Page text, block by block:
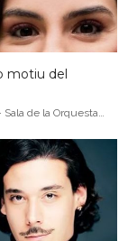
motiu del
de la Orquesta…